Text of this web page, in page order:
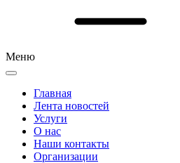
Меню
Главная
Лента новостей
Услуги
О нас
Наши контакты
Организации